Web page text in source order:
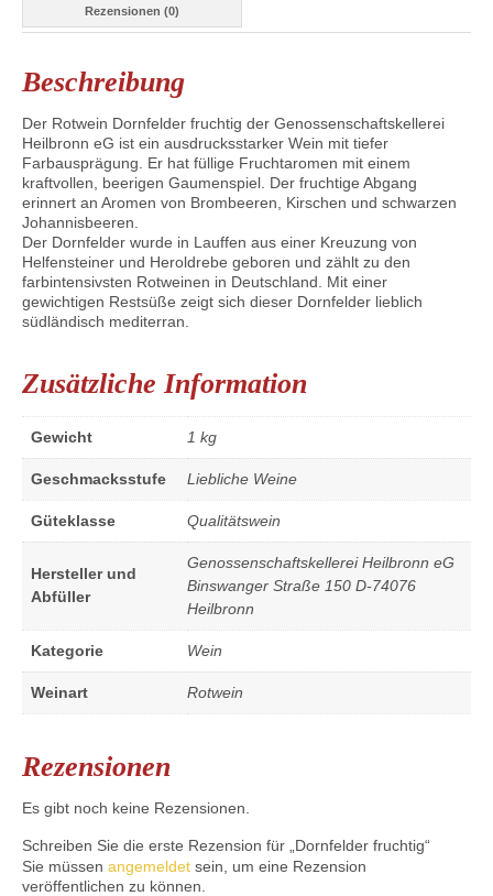
Rezensionen (0)
Beschreibung
Der Rotwein Dornfelder fruchtig der Genossenschaftskellerei
Heilbronn eG ist ein ausdrucksstarker Wein mit tiefer
Farbausprägung. Er hat füllige Fruchtaromen mit einem
kraftvollen, beerigen Gaumenspiel. Der fruchtige Abgang
erinnert an Aromen von Brombeeren, Kirschen und schwarzen
Johannisbeeren.
Der Dornfelder wurde in Lauffen aus einer Kreuzung von
Helfensteiner und Heroldrebe geboren und zählt zu den
farbintensivsten Rotweinen in Deutschland. Mit einer
gewichtigen Restsüße zeigt sich dieser Dornfelder lieblich
südländisch mediterran.
Zusätzliche Information
Gewicht 1 kg
Geschmacksstufe Liebliche Weine
Güteklasse Qualitätswein
Hersteller und
Abfüller
Genossenschaftskellerei Heilbronn eG
Binswanger Straße 150 D-74076
Heilbronn
Kategorie Wein
Weinart Rotwein
Rezensionen
Es gibt noch keine Rezensionen.
Schreiben Sie die erste Rezension für „Dornfelder fruchtig“
Sie müssen angemeldet sein, um eine Rezension
veröffentlichen zu können.